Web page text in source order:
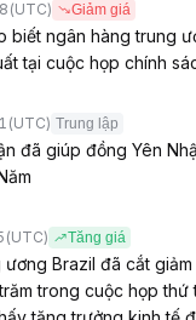
(UTC) Giảm giá
biết ngân hàng trung
tại cuộc họp chính
(UTC) Trung lập
đã giúp đồng Yên
(UTC) Tăng giá
Brazil đã cắt giảm
trong cuộc họp thứ